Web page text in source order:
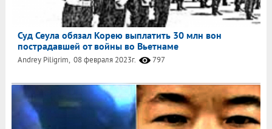
Суд Сеула обязал Корею выплатить 30 млн вон
пострадавшей от войны во Вьетнаме
Andrey Piligrim, 08 февраля 2023г. 797